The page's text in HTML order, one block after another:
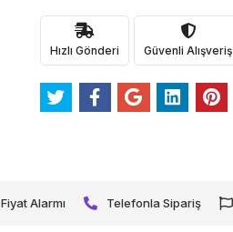
Hızlı Gönderi Güvenli Alışveriş
Fiyat Alarmı Telefonla Sipariş